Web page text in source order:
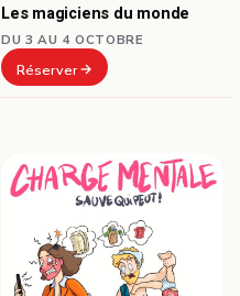
Les magiciens du monde
DU 3 AU 4 OCTOBRE
Réserver